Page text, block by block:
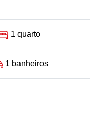
1 quarto
1 banheiros